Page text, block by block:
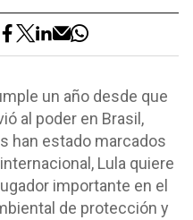
un año desde que
al poder en Brasil,
han estado marcados
Lula quiere
importante en el
de protección y